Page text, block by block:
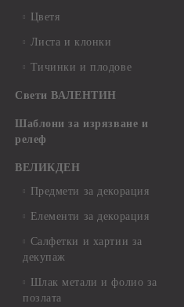
Цветя
Листа и клонки
Тичинки и плодове
Свети ВАЛЕНТИН
Шаблони за изрязване и
релеф
ВЕЛИКДЕН
Предмети за декорация
Елементи за декорация
Салфетки и хартии за
декупаж
Шлак метали и фолио за
позлата